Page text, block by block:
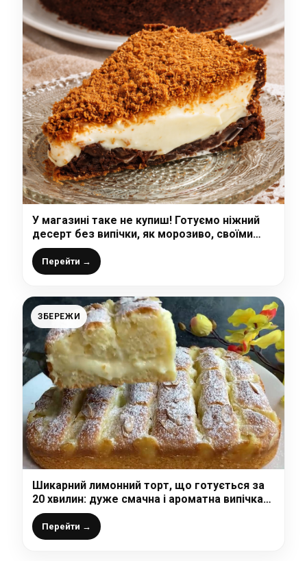
У магазині таке не купиш! Готуємо ніжний
десерт без випічки, як морозиво, своїми
руками – це дуже смачно і просто
Перейти →
ЗБЕРЕЖИ
Шикарний лимонний торт, що готується за
20 хвилин: дуже смачна і ароматна випічка
до чаю
Перейти →